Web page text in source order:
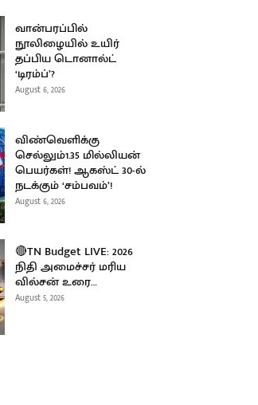
வான்பரப்பில்
நூலிழையில் உயிர்
தப்பிய டொனால்ட்
‘டிரம்ப்’?
August 6, 2026
விண்வெளிக்கு
செல்லும்1.35 மில்லியன்
பெயர்கள்! ஆகஸ்ட் 30-ல்
நடக்கும் ‘சம்பவம்’!
August 6, 2026
🔴TN Budget LIVE: 2026
நிதி அமைச்சர் மரிய
வில்சன் உரை…
August 5, 2026